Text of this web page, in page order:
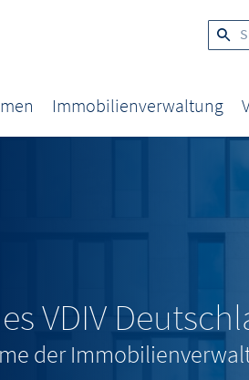
Immobilienverwaltung
VDIV
der